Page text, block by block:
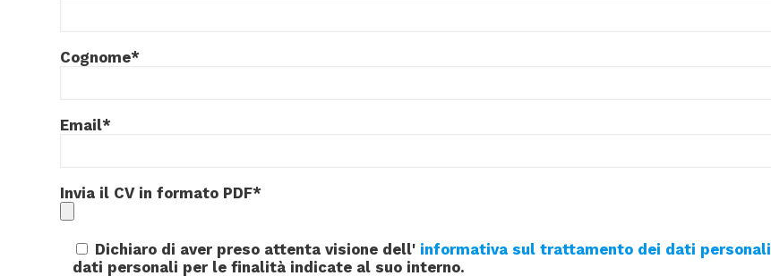
Cognome*
Email*
Invia il CV in formato PDF*
Dichiaro di aver preso attenta visione dell' informativa sul trattamento dei dati personali
dati personali per le finalità indicate al suo interno.